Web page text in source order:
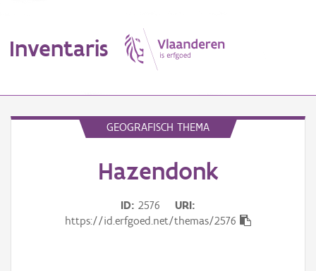
Inventaris
GEOGRAFISCH THEMA
Hazendonk
ID 2576
URI
https://id.erfgoed.net/themas/2576